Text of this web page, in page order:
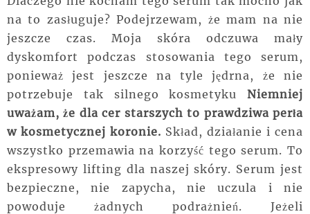
na to zasługuje? Podejrzewam, że mam na nie
jeszcze czas. Moja skóra odczuwa mały
dyskomfort podczas stosowania tego serum,
ponieważ jest jeszcze na tyle jędrna, że nie
potrzebuje tak silnego kosmetyku Niemniej
uważam, że dla cer starszych to prawdziwa perła
w kosmetycznej koronie. Skład, działanie i cena
wszystko przemawia na korzyść tego serum. To
ekspresowy lifting dla naszej skóry. Serum jest
bezpieczne, nie zapycha, nie uczula i nie
powoduje żadnych podrażnień. Jeżeli